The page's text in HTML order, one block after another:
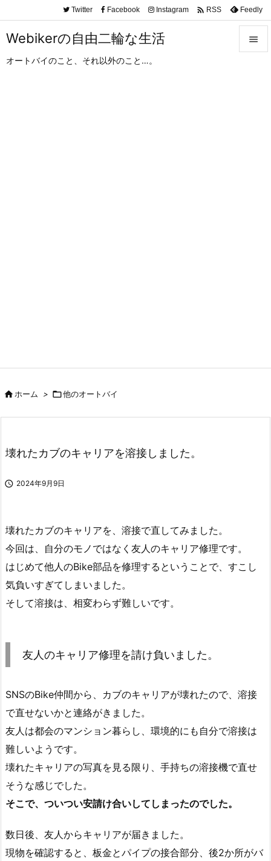
Webikerの自由二輪な生活
オートバイのこと、それ以外のこと…。

Twitter Facebook Instagram  RSS Feedly
ホーム > 他のオートバイ
壊れたカブのキャリアを溶接しました。
 2024年9月9日
壊れたカブのキャリアを、溶接で直してみました。
今回は、自分のモノではなく友人のキャリア修理です。
はじめて他人のBike部品を修理するということで、すこし
気負いすぎてしまいました。
そして溶接は、相変わらず難しいです。
友人のキャリア修理を請け負いました。
SNSのBike仲間から、カブのキャリアが壊れたので、溶接
で直せないかと連絡がきました。
友人は都会のマンション暮らし、環境的にも自分で溶接は
難しいようです。
壊れたキャリアの写真を見る限り、手持ちの溶接機で直せ
そうな感じでした。
そこで、ついつい安請け合いしてしまったのでした。
数日後、友人からキャリアが届きました。
現物を確認すると、板金とパイプの接合部分、後2か所がバ